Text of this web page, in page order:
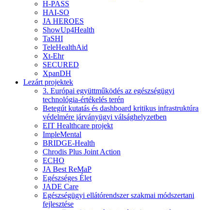
H-PASS
HAI-SO
JA HEROES
ShowUp4Health
TaSHI
TeleHealthAid
Xt-Ehr
SECURED
XpanDH
Lezárt projektek
3. Európai együttműködés az egészségügyi
technológia-értékelés terén
Betegút kutatás és dashboard kritikus infrastruktúra
védelmére járványügyi válsághelyzetben
EIT Healthcare projekt
ImpleMental
BRIDGE-Health
Chrodis Plus Joint Action
ECHO
JA Best ReMaP
Egészséges Élet
JADE Care
Egészségügyi ellátórendszer szakmai módszertani
fejlesztése